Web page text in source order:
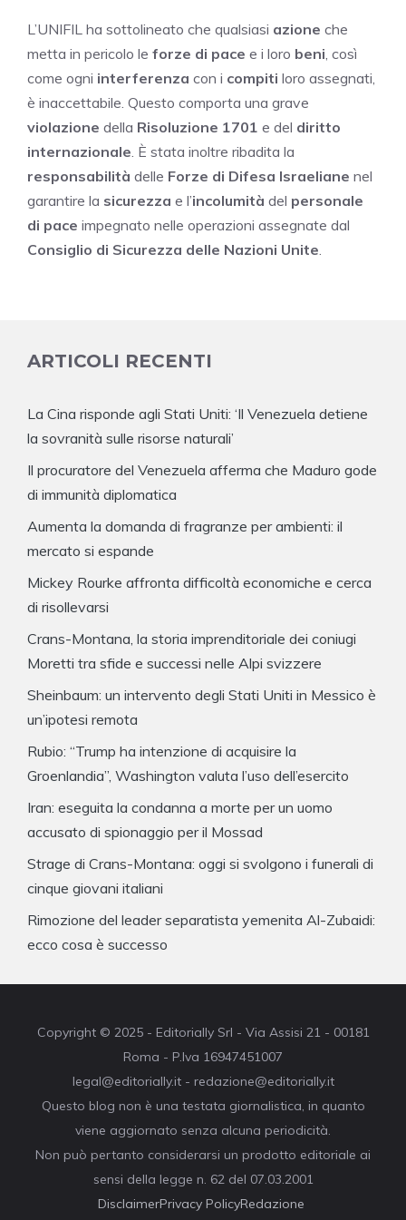
L’UNIFIL ha sottolineato che qualsiasi azione che
metta in pericolo le forze di pace e i loro beni, così
come ogni interferenza con i compiti loro assegnati,
è inaccettabile. Questo comporta una grave
violazione della Risoluzione 1701 e del diritto
internazionale. È stata inoltre ribadita la
responsabilità delle Forze di Difesa Israeliane nel
garantire la sicurezza e l’incolumità del personale
di pace impegnato nelle operazioni assegnate dal
Consiglio di Sicurezza delle Nazioni Unite.
ARTICOLI RECENTI
La Cina risponde agli Stati Uniti: ‘Il Venezuela detiene
la sovranità sulle risorse naturali’
Il procuratore del Venezuela afferma che Maduro gode
di immunità diplomatica
Aumenta la domanda di fragranze per ambienti: il
mercato si espande
Mickey Rourke affronta difficoltà economiche e cerca
di risollevarsi
Crans-Montana, la storia imprenditoriale dei coniugi
Moretti tra sfide e successi nelle Alpi svizzere
Sheinbaum: un intervento degli Stati Uniti in Messico è
un’ipotesi remota
Rubio: “Trump ha intenzione di acquisire la
Groenlandia”, Washington valuta l’uso dell’esercito
Iran: eseguita la condanna a morte per un uomo
accusato di spionaggio per il Mossad
Strage di Crans-Montana: oggi si svolgono i funerali di
cinque giovani italiani
Rimozione del leader separatista yemenita Al-Zubaidi:
ecco cosa è successo
Copyright © 2025 - Editorially Srl - Via Assisi 21 - 00181
Roma - P.Iva 16947451007
legal@editorially.it - redazione@editorially.it
Questo blog non è una testata giornalistica, in quanto
viene aggiornato senza alcuna periodicità.
Non può pertanto considerarsi un prodotto editoriale ai
sensi della legge n. 62 del 07.03.2001
DisclaimerPrivacy PolicyRedazione